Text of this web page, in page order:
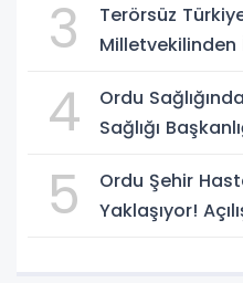
3
Terörsüz
Milletvekilinden
4
Ordu
Sağlığı
5
Ordu Şehir
Yaklaşıyor!